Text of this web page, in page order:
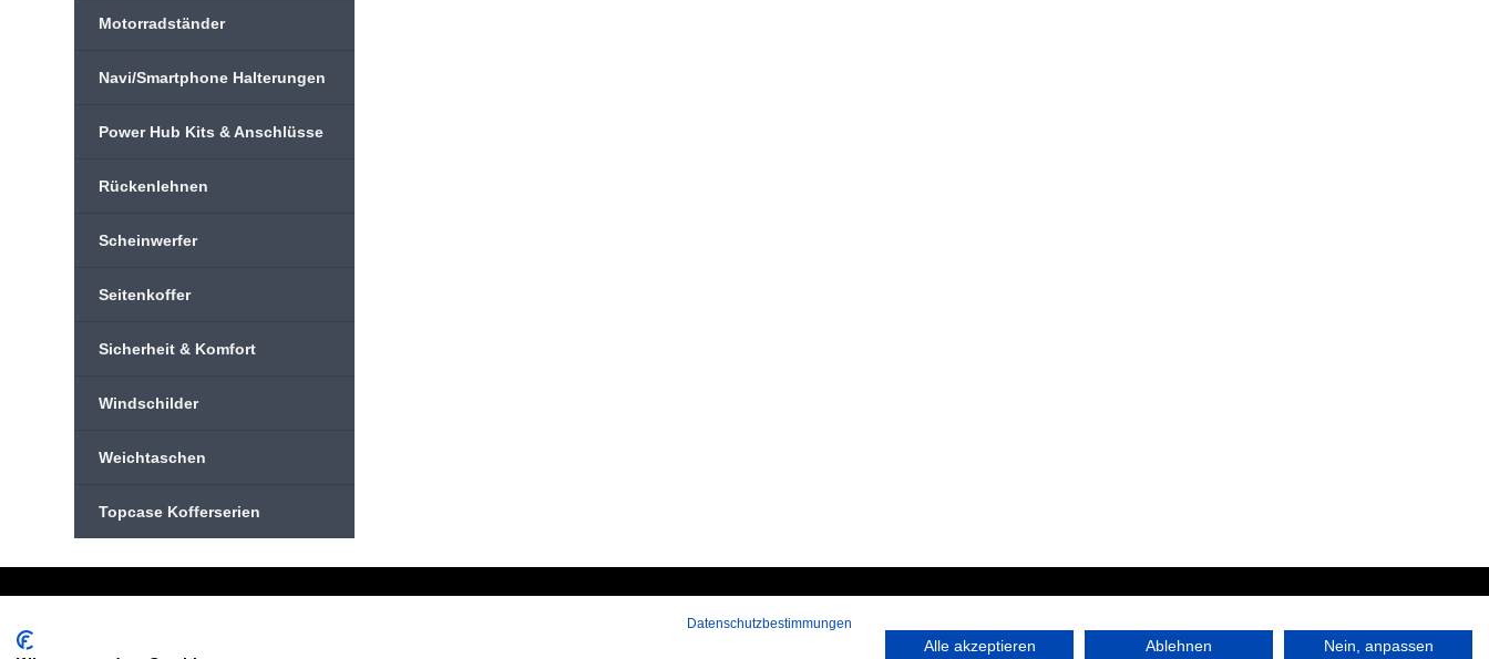
Motorradständer
Navi/Smartphone Halterungen
Power Hub Kits & Anschlüsse
Rückenlehnen
Scheinwerfer
Seitenkoffer
Sicherheit & Komfort
Windschilder
Weichtaschen
Topcase Kofferserien
Hans-Pinsel-Straße 9a
Datenschutzbestimmungen
Alle akzeptieren Ablehnen Nein, anpassen